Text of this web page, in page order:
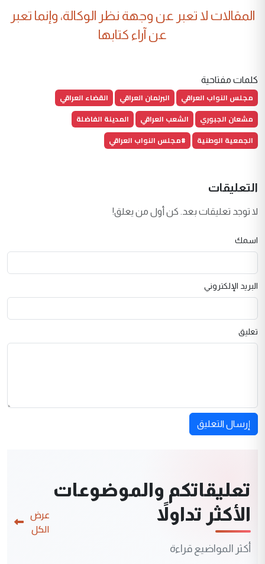
المقالات لا تعبر عن وجهة نظر الوكالة، وإنما تعبر
عن آراء كتابها
كلمات مفتاحية
مجلس النواب العراقي البرلمان العراقي
القضاء العراقي
مشعان الجبوري
الشعب العراقي
المدينة الفاضلة
الجمعية الوطنية
#مجلس النواب العراقي
التعليقات
لا توجد تعليقات بعد. كن أول من يعلق!
اسمك
البريد الإلكتروني
تعليق
إرسال التعليق
تعليقاتكم والموضوعات
الأكثر تداولاً
أكثر المواضيع قراءة
عرض
الكل